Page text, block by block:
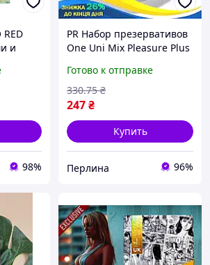
и
98%
PR Набор презервативов
One Uni Mix Pleasure Plus
текстурой для
увеличения удовольстви
Per33/R
Готово к отправке
247₴
330.75 ₴
Купить
Перлина 96%